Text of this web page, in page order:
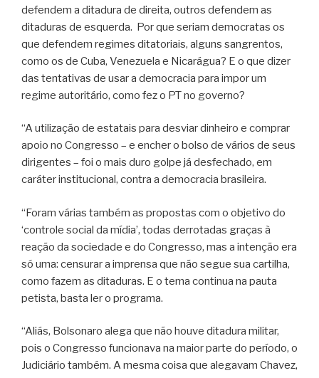
defendem a ditadura de direita, outros defendem as
ditaduras de esquerda. Por que seriam democratas os
que defendem regimes ditatoriais, alguns sangrentos,
como os de Cuba, Venezuela e Nicarágua? E o que dizer
das tentativas de usar a democracia para impor um
regime autoritário, como fez o PT no governo?
“A utilização de estatais para desviar dinheiro e comprar
apoio no Congresso – e encher o bolso de vários de seus
dirigentes – foi o mais duro golpe já desfechado, em
caráter institucional, contra a democracia brasileira.
“Foram várias também as propostas com o objetivo do
‘controle social da mídia’, todas derrotadas graças à
reação da sociedade e do Congresso, mas a intenção era
só uma: censurar a imprensa que não segue sua cartilha,
como fazem as ditaduras. E o tema continua na pauta
petista, basta ler o programa.
“Aliás, Bolsonaro alega que não houve ditadura militar,
pois o Congresso funcionava na maior parte do período, o
Judiciário também. A mesma coisa que alegavam Chavez,